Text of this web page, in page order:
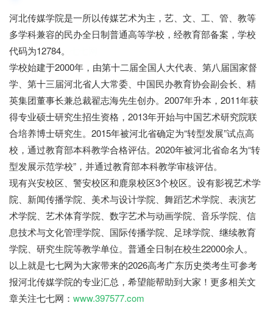
河北传媒学院是一所以传媒艺术为主，艺、文、工、管、教等
多学科兼容的民办全日制普通高等学校，经教育部备案，学校
代码为12784。
学校始建于2000年，由第十二届全国人大代表、第八届国家督
学、第十三届河北省人大常委、中国民办教育协会副会长、精
英集团董事长兼总裁翟志海先生创办。2007年升本，2011年获
得专业硕士研究生招生资格，2013年开始与中国艺术研究院联
合培养博士研究生。2015年被河北省确定为“转型发展”试点高
校，通过教育部本科教学合格评估。2020年被河北省命名为“转
型发展示范学校”，并通过教育部本科教学审核评估。
现有兴安校区、警安校区和鹿泉校区3个校区。设有影视艺术学
院、新闻传播学院、美术与设计学院、舞蹈艺术学院、表演艺
术学院、艺术体育学院、数字艺术与动画学院、音乐学院、信
息技术与文化管理学院、国际传播学院、足球学院、继续教育
学院、研究生院等教学单位。普通全日制在校生22000余人。
以上就是七七网为大家带来的2026高考广东历史类考生可参考
报河北传媒学院的专业汇总，希望能帮助到大家！更多相关文
章关注七七网： www.397577.com